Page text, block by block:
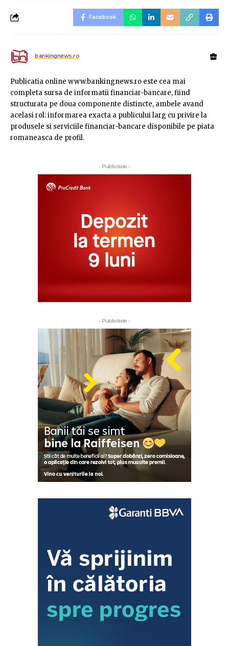
Facebook
bankingnews.ro
Publicatia online www.bankingnews.ro este cea mai
completa sursa de informatii financiar-bancare, fiind
structurata pe doua componente distincte, ambele avand
acelasi rol: informarea exacta a publicului larg cu privire la
produsele si serviciile financiar-bancare disponibile pe piata
romaneasca de profil.
- Publicitate -
- Publicitate -